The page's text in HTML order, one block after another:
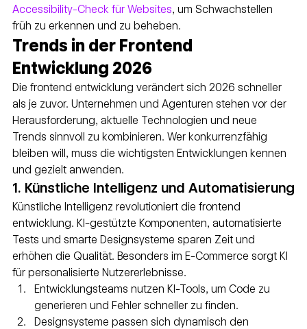
Accessibility-Check für Websites, um Schwachstellen
früh zu erkennen und zu beheben.
Trends in der Frontend
Entwicklung 2026
Die frontend entwicklung verändert sich 2026 schneller
als je zuvor. Unternehmen und Agenturen stehen vor der
Herausforderung, aktuelle Technologien und neue
Trends sinnvoll zu kombinieren. Wer konkurrenzfähig
bleiben will, muss die wichtigsten Entwicklungen kennen
und gezielt anwenden.
1. Künstliche Intelligenz und Automatisierung
Künstliche Intelligenz revolutioniert die frontend
entwicklung. KI-gestützte Komponenten, automatisierte
Tests und smarte Designsysteme sparen Zeit und
erhöhen die Qualität. Besonders im E-Commerce sorgt KI
für personalisierte Nutzererlebnisse.
Entwicklungsteams nutzen KI-Tools, um Code zu
generieren und Fehler schneller zu finden.
Designsysteme passen sich dynamisch den